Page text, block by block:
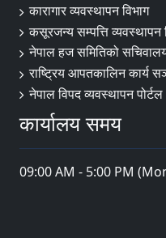
कारागार व्यवस्थापन विभाग
कसूरजन्य सम्पत्ति व्यवस्थापन
नेपाल हज समितिको
राष्ट्रिय आपतकालिन कार्य
नेपाल विपद व्यवस्थापन पोर्टल
कार्यालय समय
09:00 AM - 5:00 PM